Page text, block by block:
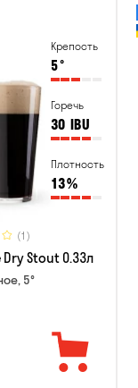
Крепость
5°
Горечь
30 IBU
Плотность
13%
(1)
Stout 0.33л
5°